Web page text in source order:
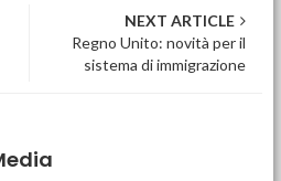
NEXT ARTICLE
Regno Unito: novità per il
sistema di immigrazione